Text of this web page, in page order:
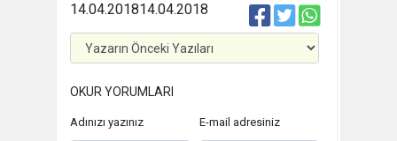
14.04.2018
14.04.2018
OKUR YORUMLARI
Adınızı yazınız E-mail adresiniz